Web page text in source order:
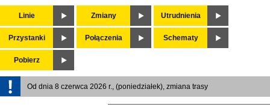
Linie Zmiany Utrudnienia
Przystanki Połączenia Schematy
Pobierz
Od dnia 8 czerwca 2026 r., (poniedziałek), zmiana trasy